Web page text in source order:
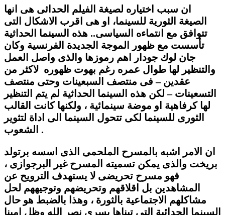
ان سبب اختياره لصيغة الفيلم الحداثى هى انها
الصيغة الثورية للسينما، او هى اقرب الاشكال التى
تتوافق مع انتماءه السياسى.. هذه السينما الحداثية
تأسست مع ظهور الموجة الجديدة الفرنسية وكان
جان لوك جودار اهم رموزها والذى واصل العمل
والتنظير لها طوال عمره رغم بهوت ظهوره لاكثر من
عقدين – فى منتصف السبعينات وحتى منتصف
التسعينات – لكن هذه السينما الحداثية لم يتم التنظير
لها كرفاهية او موضة سينمائية ، ولكنها كانت القالب
الثورى للسينما لكى تتحول السينما الى اداة لتثوير
الشعوب .
ان الامر اشبه بالمسرح الملحمى الذى اسسه برتولد
بريخت والذى يمكن تسميته المسرح غير البرجوازى ،
فهو مسرح تحريضى لا يستهدف الترويح عن
المشاهدين بل اقلاقهم وتحريضهم وتوجيههم لحل
مشاكلهم الاجتماعية بالثورة ، وهذا بالضبط هو حال
السينما الحدائية التى تبناها يسرى نصر الله وظل امينا